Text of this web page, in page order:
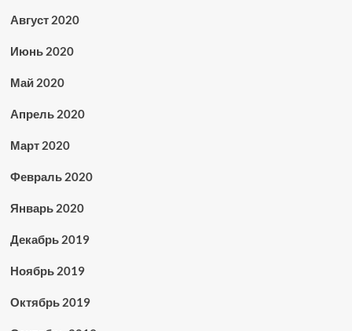
Август 2020
Июнь 2020
Май 2020
Апрель 2020
Март 2020
Февраль 2020
Январь 2020
Декабрь 2019
Ноябрь 2019
Октябрь 2019